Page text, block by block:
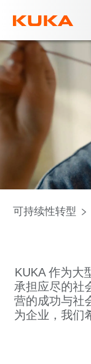
中文 /
可持续性转型
KUKA 作为大
承担应尽的社
营的成功与社
为企业，我们